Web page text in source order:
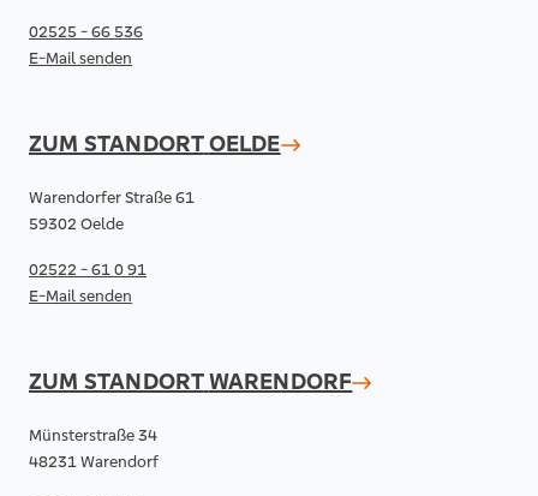
02525 - 66 536
E-Mail senden
ZUM STANDORTOELDE
Warendorfer Straße 61
59302 Oelde
02522 - 61 0 91
E-Mail senden
ZUM STANDORTWARENDORF
Münsterstraße 34
48231 Warendorf